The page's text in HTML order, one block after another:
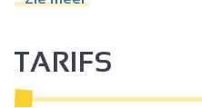
inwijdingsreis voor
meer informatie over het
TARIFS